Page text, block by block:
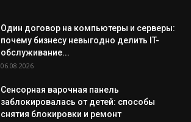
Один договор на компьютеры и серверы:
почему бизнесу невыгодно делить IT-
обслуживание...
06.08.2026
Сенсорная варочная панель
заблокировалась от детей: способы
снятия блокировки и ремонт